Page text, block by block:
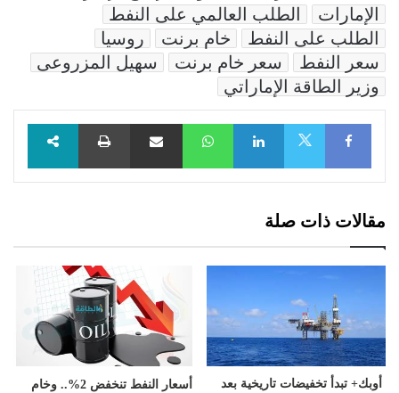
الإمارات
الطلب العالمي على النفط
الطلب على النفط
خام برنت
روسيا
سعر النفط
سعر خام برنت
سهيل المزروعى
وزير الطاقة الإماراتي
Facebook
LinkedIn
WhatsAppمشاركة عبر البريد طباعة
مقالات ذات صلة
أوبك+ تبدأ تخفيضات تاريخية بعد
أسعار النفط تنخفض 2%.. وخام